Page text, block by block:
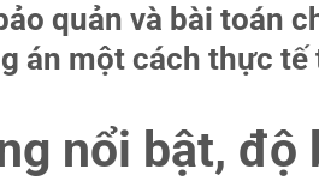
quản và bài toán
án một cách thực tế
nổi bật,